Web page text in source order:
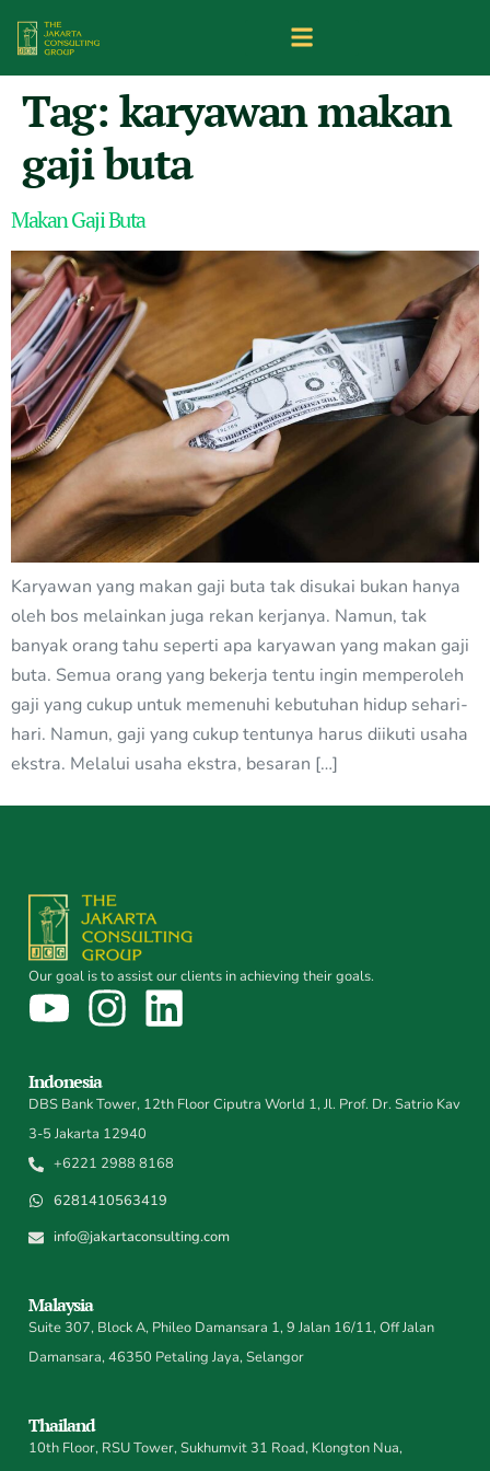
Tag: karyawan makan
gaji buta
Makan Gaji Buta
Karyawan yang makan gaji buta tak disukai bukan hanya
oleh bos melainkan juga rekan kerjanya. Namun, tak
banyak orang tahu seperti apa karyawan yang makan gaji
buta. Semua orang yang bekerja tentu ingin memperoleh
gaji yang cukup untuk memenuhi kebutuhan hidup sehari-
hari. Namun, gaji yang cukup tentunya harus diikuti usaha
ekstra. Melalui usaha ekstra, besaran […]
Our goal is to assist our clients in achieving their goals.
Indonesia
DBS Bank Tower, 12th Floor Ciputra World 1, Jl. Prof. Dr. Satrio Kav
3-5 Jakarta 12940
+6221 2988 8168
6281410563419
info@jakartaconsulting.com
Malaysia
Suite 307, Block A, Phileo Damansara 1, 9 Jalan 16/11, Off Jalan
Damansara, 46350 Petaling Jaya, Selangor
Thailand
10th Floor, RSU Tower, Sukhumvit 31 Road, Klongton Nua,